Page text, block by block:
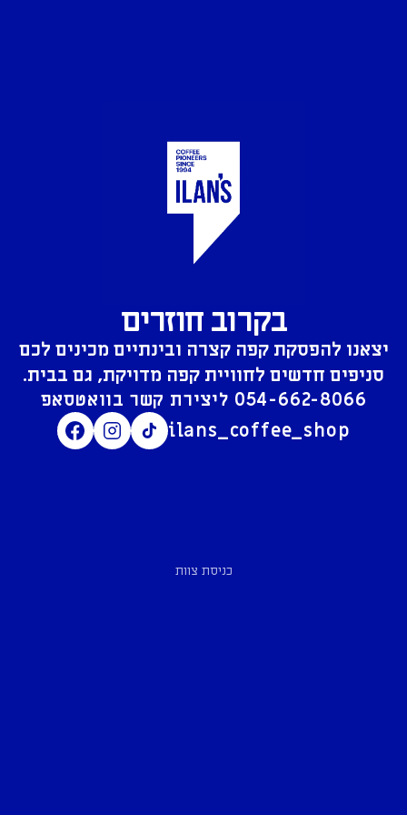
בקרוב חוזרים
יצאנו להפסקת קפה קצרה ובינתיים מכינים לכם
סניפים חדשים לחוויית קפה מדויקת, גם בבית.
054-662-8066
ilans_coffee_shop
כניסת צוות